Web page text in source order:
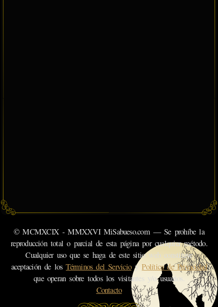
© MCMXCIX - MMXXVI MiSabueso.com — Se prohíbe la
reproducción total o parcial de esta página por cualquier método.
Cualquier uso que se haga de este sitio web constituye
aceptación de losTérminos del ServicioyPolítica de Privacidad
que operan sobre todos los visitantes y/o usuarios.
Contacto